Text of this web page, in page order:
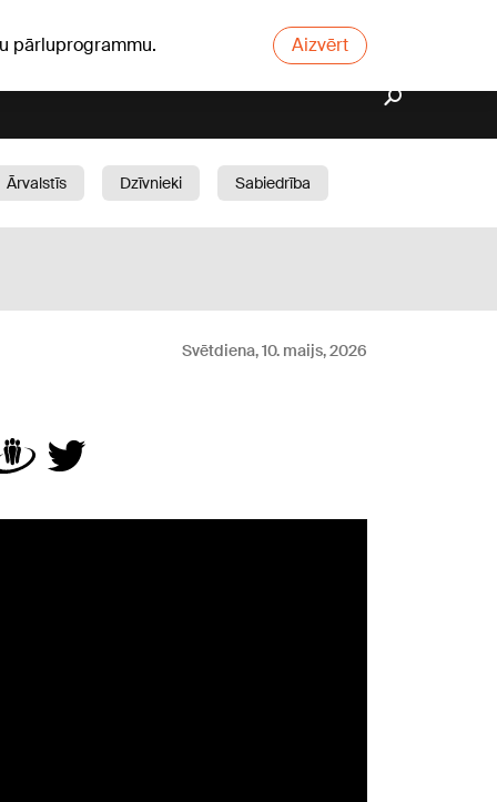
pārluprogrammu. Aizvērt
Ārvalstīs Dzīvnieki
Sabiedrība
Svētdiena, 10. maijs, 2026